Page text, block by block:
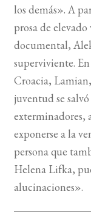
los demás». A
prosa de
documental,
superviviente.
Croacia,
juventud se
exterminadores,
exponerse a la
persona que
Helena Lifka,
alucinaciones».